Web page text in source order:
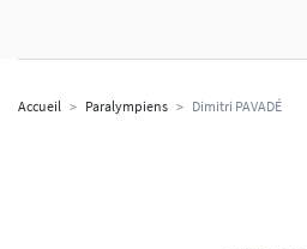
Accueil > Paralympiens > Dimitri PAVADÉ